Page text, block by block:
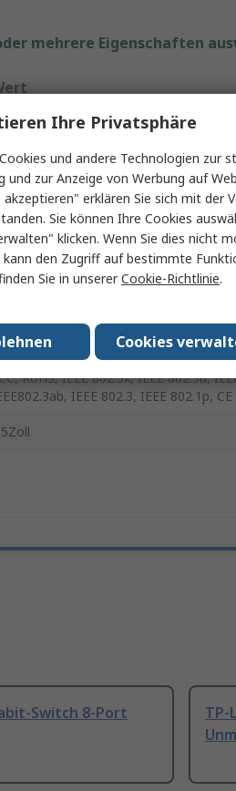
mehrere Eigenschaften
Link
Switch
RoHS, IEEE 802.3x, IEEE 802.3u,
IEEE 802.3, IEEE 802.1p, CE
Switch 8-Port
TP-
Ihre Privatsphäre
und andere Technologien zur
und zur Anzeige von Werbung auf
akzeptieren" erklären Sie sich mit der
Sie können Ihre Cookies
klicken. Wenn Sie dies nicht
kann den Zugriff auf bestimmte
Sie in unsererCookie-Richtlinie.
Cookies